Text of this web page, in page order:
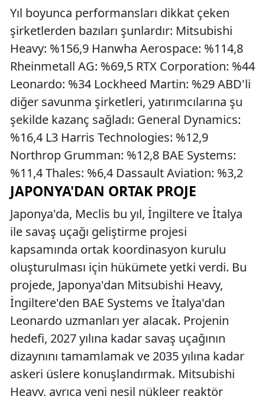
Yıl boyunca performansları dikkat çeken
şirketlerden bazıları şunlardır: Mitsubishi
Heavy: %156,9 Hanwha Aerospace: %114,8
Rheinmetall AG: %69,5 RTX Corporation: %44
Leonardo: %34 Lockheed Martin: %29 ABD'li
diğer savunma şirketleri, yatırımcılarına şu
şekilde kazanç sağladı: General Dynamics:
%16,4 L3 Harris Technologies: %12,9
Northrop Grumman: %12,8 BAE Systems:
%11,4 Thales: %6,4 Dassault Aviation: %3,2
JAPONYA'DAN ORTAK PROJE
Japonya'da, Meclis bu yıl, İngiltere ve İtalya
ile savaş uçağı geliştirme projesi
kapsamında ortak koordinasyon kurulu
oluşturulması için hükümete yetki verdi. Bu
projede, Japonya'dan Mitsubishi Heavy,
İngiltere'den BAE Systems ve İtalya'dan
Leonardo uzmanları yer alacak. Projenin
hedefi, 2027 yılına kadar savaş uçağının
dizaynını tamamlamak ve 2035 yılına kadar
askeri üslere konuşlandırmak. Mitsubishi
Heavy, ayrıca yeni nesil nükleer reaktör